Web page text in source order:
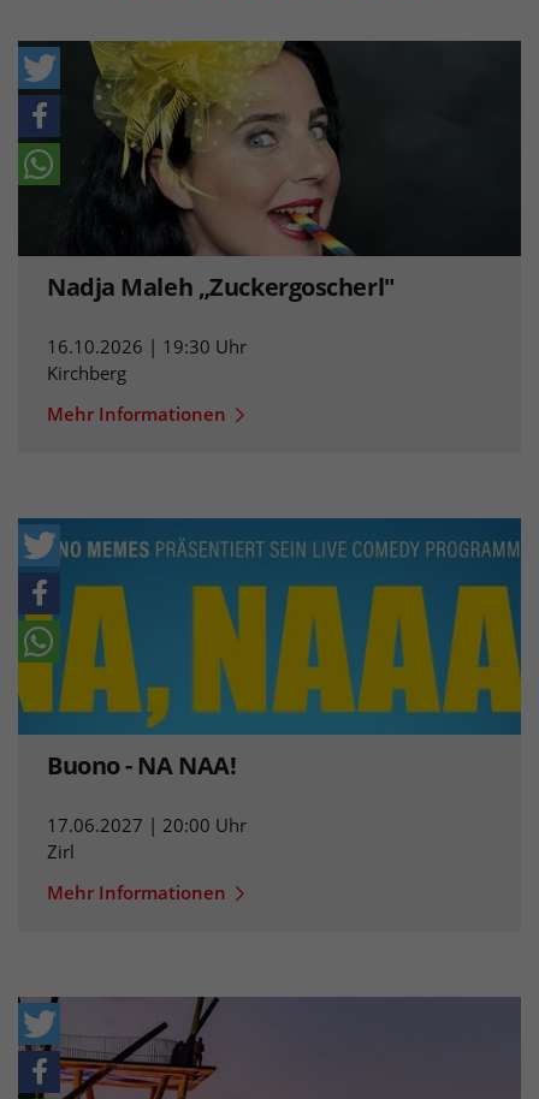
Nadja Maleh „Zuckergoscherl"
16.10.2026 | 19:30 Uhr
Kirchberg
Mehr Informationen
Buono - NA NAA!
17.06.2027 | 20:00 Uhr
Zirl
Mehr Informationen